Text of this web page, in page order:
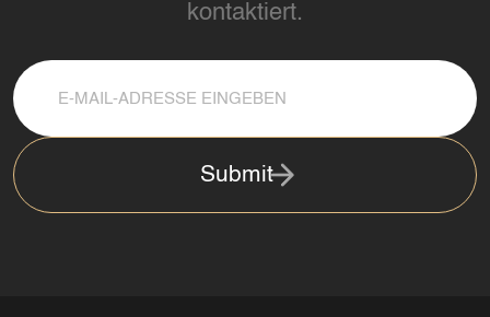
kontaktiert.
Submit